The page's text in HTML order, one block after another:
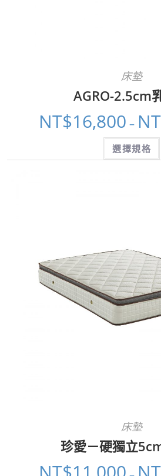
床墊
AGRO-2.5cm
NT$16,800 –
選擇規格
床墊
珍愛－硬獨立